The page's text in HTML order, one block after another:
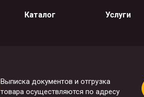
Каталог Услуги
Выписка документов и отгрузка
товара осуществляются по адресу